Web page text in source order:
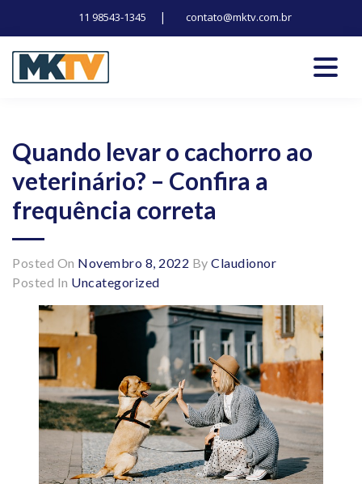
11 98543-1345 | contato@mktv.com.br
content
Quando levar o cachorro ao
veterinário? – Confira a
frequência correta
Posted On Novembro 8, 2022 By Claudionor
Posted In Uncategorized